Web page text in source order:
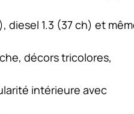
diesel 1.3 (37 ch) et
décors tricolores,
intérieure avec